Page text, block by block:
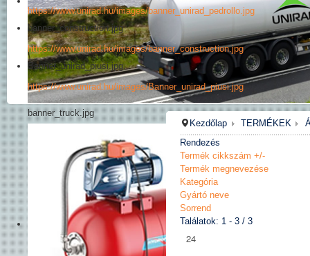
banner_truck.jpg
https://www.unirad.hu/images/banner_unirad_pedrollo.jpg
banner_construction.jpg
https://www.unirad.hu/images/banner_construction.jpg
Banner_unirad_piusi.jpg
https://www.unirad.hu/images/Banner_unirad_piusi.jpg
Kezdőlap TERMÉKEK
Rendezés
Termék cikkszám +/-
Termék megnevezése
Kategória
Gyártó neve
Sorrend
Találatok: 1 - 3 / 3